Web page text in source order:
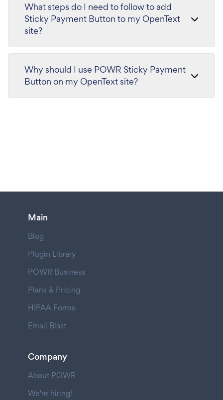
What steps do I need to follow to add
Sticky Payment Button to my OpenText
site?
Why should I use POWR Sticky Payment
Button on my OpenText site?
Main
Blog
Plugin Library
POWR Business
Plans & Pricing
HIPAA Forms
Email Blast
Company
About POWR
We're hiring!